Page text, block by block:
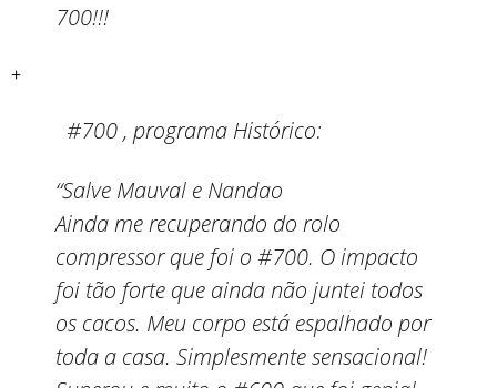
700!!!
+
#700 , programa Histórico:
“Salve Mauval e Nandao
Ainda me recuperando do rolo
compressor que foi o #700. O impacto
foi tão forte que ainda não juntei todos
os cacos. Meu corpo está espalhado por
toda a casa. Simplesmente sensacional!